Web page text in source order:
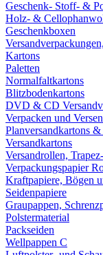
Geschenk- Stoff- &
Holz- &
Geschenkboxen
Kartons
Paletten
Normalfaltkartons
Blitzbodenkartons
DVD & CD
Verpacken und
Planversandkartons
Versandkartons
Versandrollen,
Verpackungspapier
Kraftpapiere, Bögen
Seidenpapiere
Graupappen,
Polstermaterial
Packseiden
Wellpappen C